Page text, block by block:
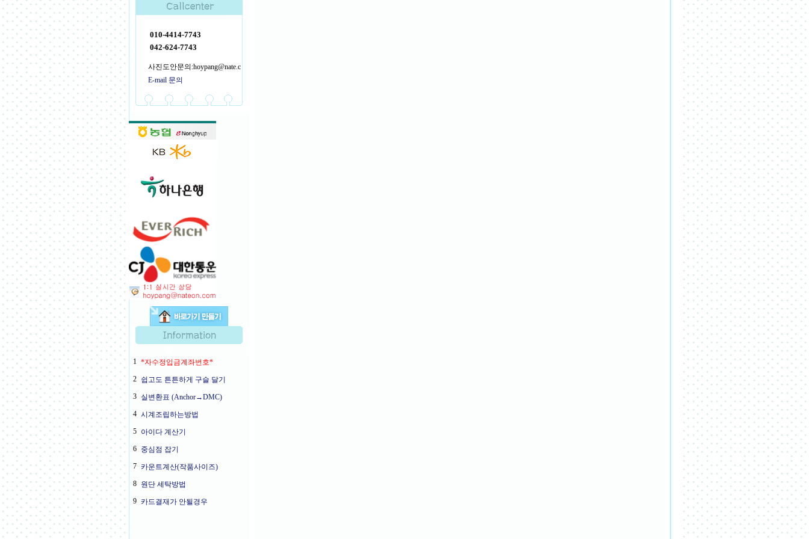
010-4414-7743
042-624-7743
사진도안문의:hoypang@nate.c
E-mail 문의
1 *자수정입금계좌번호*
2 쉽고도 튼튼하게 구슬 달기
3 실변환표 (Anchor→DMC)
4 시계조립하는방법
5 아이다 계산기
6 중심점 잡기
7 카운트계산(작품사이즈)
8 원단 세탁방법
9 카드결재가 안될경우